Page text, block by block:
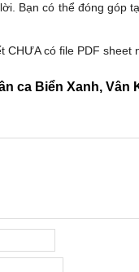
Bạn có thể đóng góp
CHƯA có file PDF sheet
ca Biển Xanh, Vân